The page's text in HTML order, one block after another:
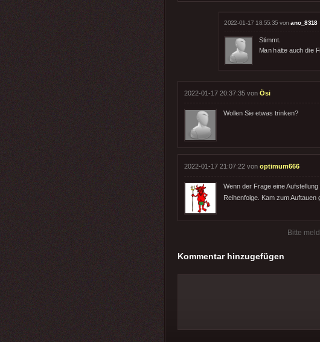
2022-01-17 18:55:35 vonano_8318
Stimmt.
Man hätte auch die
2022-01-17 20:37:35 von Ösi
Wollen Sie etwas trinken?
2022-01-17 21:07:22 von optimum666
Wenn der Frage eine
Reihenfolge. Kam zum Auftauen
Bitte
Kommentar hinzugefügen